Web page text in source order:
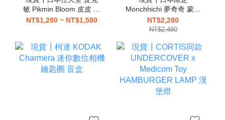
敏 Pikmin Bloom 皮皮 花
瓶
NT$1,280 ~ NT$1,580
Monchhichi 夢奇奇 蒙奇
奇 兩津勘吉 S 娃娃
NT$2,280
NT$2,480